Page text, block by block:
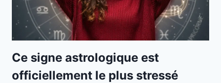
Ce signe astrologique est
officiellement le plus stressé